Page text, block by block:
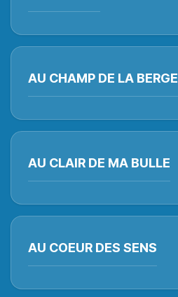
AU CHAMP DE LA BERGE
AU CLAIR DE MA BULLE
AU COEUR DES SENS